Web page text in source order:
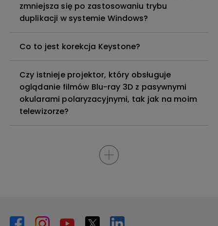
zmniejsza się po zastosowaniu trybu
duplikacji w systemie Windows?
Co to jest korekcja Keystone?
Czy istnieje projektor, który obsługuje
oglądanie filmów Blu-ray 3D z pasywnymi
okularami polaryzacyjnymi, tak jak na moim
telewizorze?